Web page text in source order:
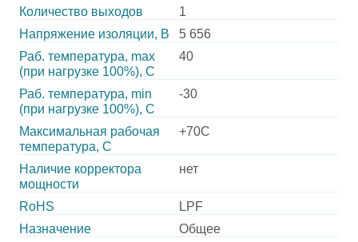
Количество выходов
1
Напряжение изоляции, В
5 656
Раб. температура, max
(при нагрузке 100%), C
40
Раб. температура, min
(при нагрузке 100%), C
-30
Максимальная рабочая
температура, C
+70C
Наличие корректора
мощности
нет
RoHS
LPF
Назначение
Общее